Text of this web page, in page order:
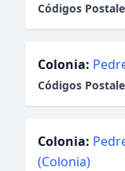
Códigos
Colonia:
Códigos
Colonia:
(Colonia)